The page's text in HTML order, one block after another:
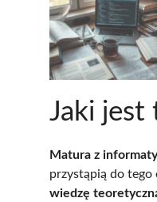
Jaki
Matura z
przystąpią do tego
wiedzę